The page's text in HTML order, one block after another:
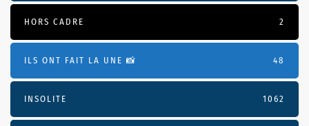
HORS CADRE 2
ILS ONT FAIT LA UNE 📸 48
INSOLITE 1062